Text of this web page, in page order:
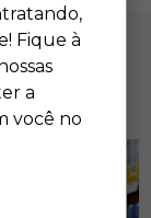
Fique à
a
você no